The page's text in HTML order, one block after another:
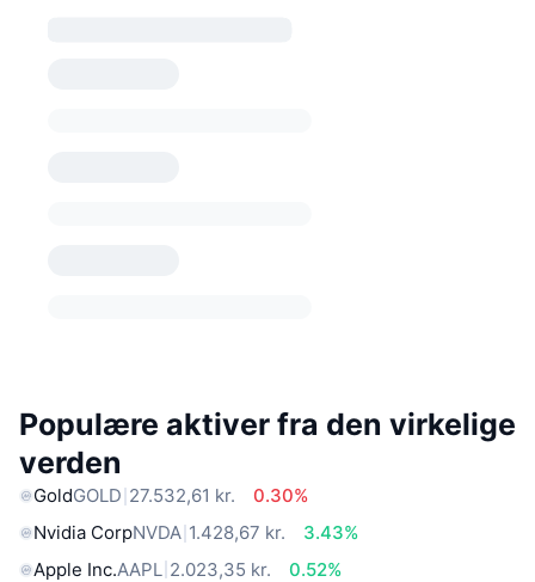
Populære aktiver fra den virkelige
verden
GoldGOLD 27.532,61 kr.
0.30%
Nvidia CorpNVDA 1.428,67 kr.
3.43%
Apple Inc.AAPL 2.023,35 kr.
0.52%